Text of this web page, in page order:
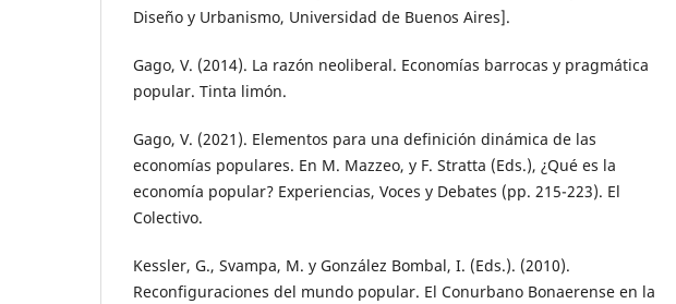
Diseño y Urbanismo, Universidad de Buenos Aires].
Gago, V. (2014). La razón neoliberal. Economías barrocas y pragmática
popular. Tinta limón.
Gago, V. (2021). Elementos para una definición dinámica de las
economías populares. En M. Mazzeo, y F. Stratta (Eds.), ¿Qué es la
economía popular? Experiencias, Voces y Debates (pp. 215-223). El
Colectivo.
Kessler, G., Svampa, M. y González Bombal, I. (Eds.). (2010).
Reconfiguraciones del mundo popular. El Conurbano Bonaerense en la